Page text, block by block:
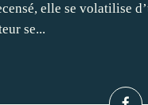
elle se volatilise
se...